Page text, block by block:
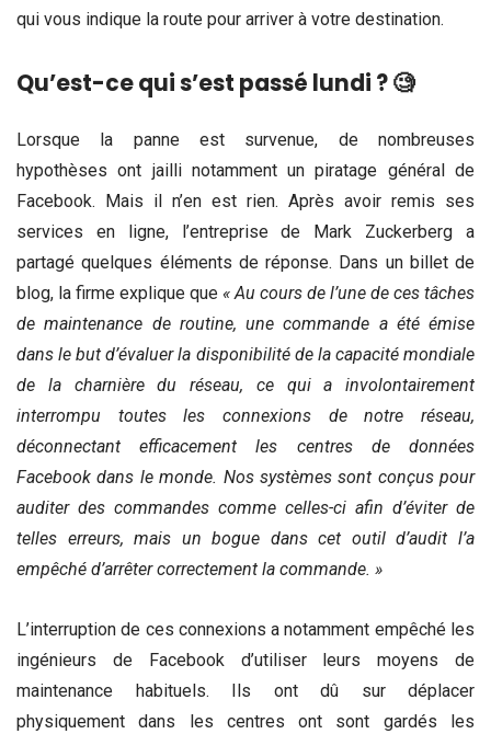
qui vous indique la route pour arriver à votre destination.
Qu’est-ce qui s’est passé lundi ? 🧐
Lorsque la panne est survenue, de nombreuses
hypothèses ont jailli notamment un piratage général de
Facebook. Mais il n’en est rien. Après avoir remis ses
services en ligne, l’entreprise de Mark Zuckerberg a
partagé quelques éléments de réponse. Dans un billet de
blog, la firme explique que « Au cours de l’une de ces tâches
de maintenance de routine, une commande a été émise
dans le but d’évaluer la disponibilité de la capacité mondiale
de la charnière du réseau, ce qui a involontairement
interrompu toutes les connexions de notre réseau,
déconnectant efficacement les centres de données
Facebook dans le monde. Nos systèmes sont conçus pour
auditer des commandes comme celles-ci afin d’éviter de
telles erreurs, mais un bogue dans cet outil d’audit l’a
empêché d’arrêter correctement la commande. »
L’interruption de ces connexions a notamment empêché les
ingénieurs de Facebook d’utiliser leurs moyens de
maintenance habituels. Ils ont dû sur déplacer
physiquement dans les centres ont sont gardés les